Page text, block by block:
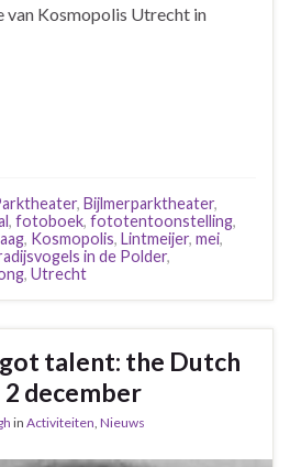
van Kosmopolis Utrecht in
, Bijlmerparktheater,
, fotoboek, fototentoonstelling,
, Kosmopolis, Lintmeijer, mei,
in de Polder,
, Utrecht
got talent: the Dutch
december
in Activiteiten, Nieuws